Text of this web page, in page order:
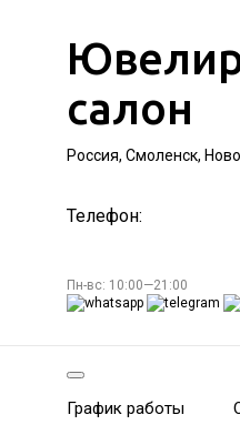
салон
Россия, Смоленск,
Телефон:
Пн-вс: 10:00—21:00
График работы